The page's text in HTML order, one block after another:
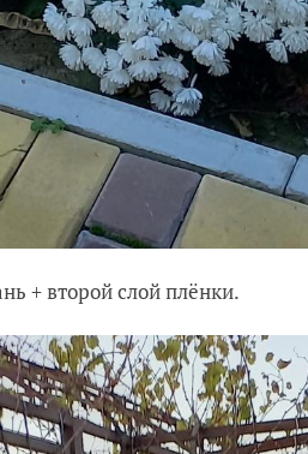
+ второй слой плёнки.